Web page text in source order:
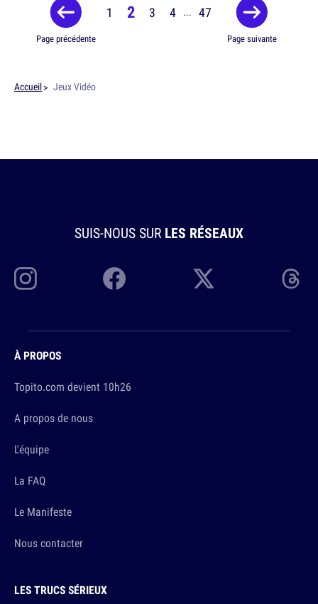
Page précédente
1 2 3 4 ... 47
Page suivante
Accueil Jeux Vidéo
SUIS-NOUS SUR LES RÉSEAUX
À PROPOS
Topito.com devient 10h26
A propos de nous
L'équipe
La FAQ
Le Manifeste
Nous contacter
LES TRUCS SÉRIEUX